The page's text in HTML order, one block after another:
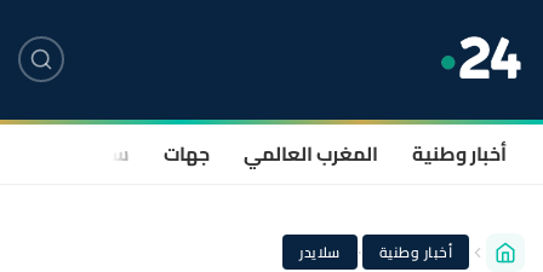
أخبار وطنية المغرب العالمي جهات سياسة
أخبار وطنية · سلايدر